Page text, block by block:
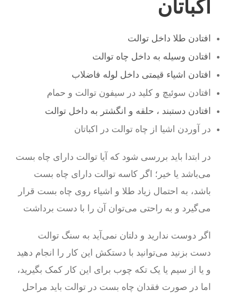
اکباتان
افتادن طلا داخل توالت
افتادن وسیله به داخل چاه توالت
افتادن اشیاء قیمتی داخل لوله فاضلاب
افتادن سوئیچ و کلید در سیفون توالت و حمام
افتادن دستبند ، حلقه و انگشتر به داخل توالت
در آوردن اشیا از چاه توالت در اکباتان
در ابتدا باید بررسی شود که آیا توالت دارای چاه بست
می‌باشد یا خیر؛ اگر کاسه توالت دارای چاه بست
باشد، به احتمال زیاد طلا و اشیاء روی چاه بست قرار
می‌گیرد و به راحتی می‌توان آن را با دست برداشت
اگر دوست ندارید و دلتان نمی‌آید به سنگ توالت
دست بزنید می‌توانید با دستکش این کار را انجام دهید
و یا از سیم یا یک تکه چوب برای این کار کمک بگیرید،
اما در صورت فقدان چاه بست در توالت باید مراحل